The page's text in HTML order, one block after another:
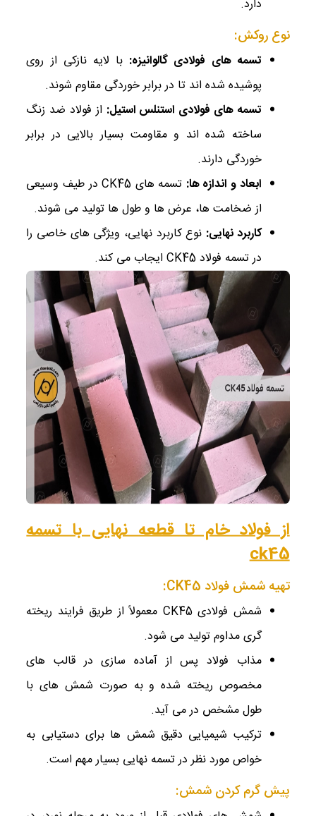
دارد.
نوع روکش:
تسمه‌ های فولادی گالوانیزه: با لایه نازکی از روی
پوشیده شده‌ اند تا در برابر خوردگی مقاوم شوند.
تسمه‌ های فولادی استنلس استیل: از فولاد ضد زنگ
ساخته شده‌ اند و مقاومت بسیار بالایی در برابر
خوردگی دارند.
ابعاد و اندازه‌ ها:
تسمه ‌های CK45 در طیف وسیعی
از ضخامت‌ ها، عرض‌ ها و طول‌ ها تولید می‌ شوند.
کاربرد نهایی: نوع کاربرد نهایی، ویژگی ‌های خاصی را
در تسمه فولاد CK45 ایجاب می ‌کند.
از فولاد خام تا قطعه نهایی با تسمه
ck45
تهیه شمش فولاد CK45:
شمش فولادی CK45 معمولاً از طریق فرایند ریخته
‌گری مداوم تولید می ‌شود.
مذاب فولاد پس از آماده ‌سازی در قالب‌ های
مخصوص ریخته شده و به صورت شمش‌ های با
طول مشخص در می ‌آید.
ترکیب شیمیایی دقیق شمش‌ ها برای دستیابی به
خواص مورد نظر در تسمه نهایی بسیار مهم است.
پیش گرم کردن شمش: